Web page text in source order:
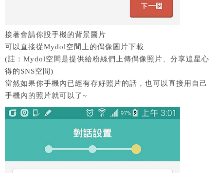
接著會請你設手機的背景圖片
可以直接從Mydol空間上的偶像圖片下載
(註：Mydol空間是提供給粉絲們上傳偶像照片、分享追星心
得的SNS空間)
當然如果你手機內已經有存好照片的話，也可以直接用自己
手機內的照片就可以了~